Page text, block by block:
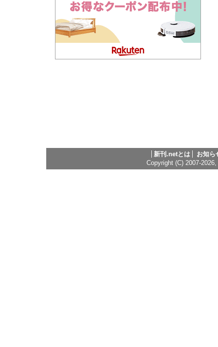
新刊.netとは
お知ら
Copyright (C) 2007-2026,